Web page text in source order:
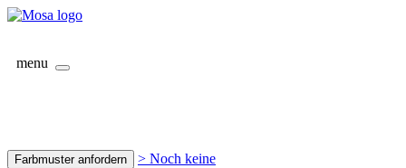
menu
Farbmuster anfordern
> Noch keine